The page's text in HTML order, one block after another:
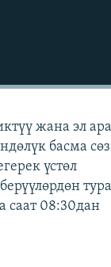
жана эл
басма
үстөл
саат 08:30дан